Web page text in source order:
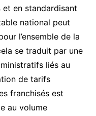
en standardisant
national peut
l’ensemble de la
se traduit par une
liés au
de tarifs
franchisés est
au volume